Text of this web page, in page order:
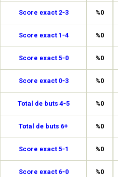
Score exact 2-3 %0
Score exact 1-4 %0
Score exact 5-0 %0
Score exact 0-3 %0
Total de buts 4-5 %0
Total de buts 6+ %0
Score exact 5-1 %0
Score exact 6-0 %0